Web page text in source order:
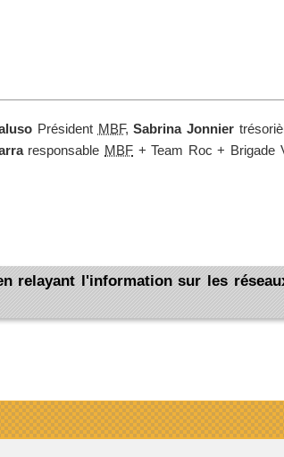
Président MBF,Sabrina Jonnier
responsable MBF + Team Roc + Brigade
relayant l'information sur les